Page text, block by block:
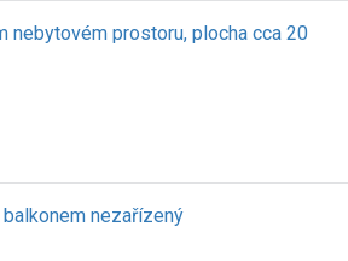
nebytovém prostoru, plocha cca 20
nezařízený